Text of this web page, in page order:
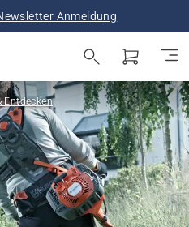
Anmeldung
Entdecken